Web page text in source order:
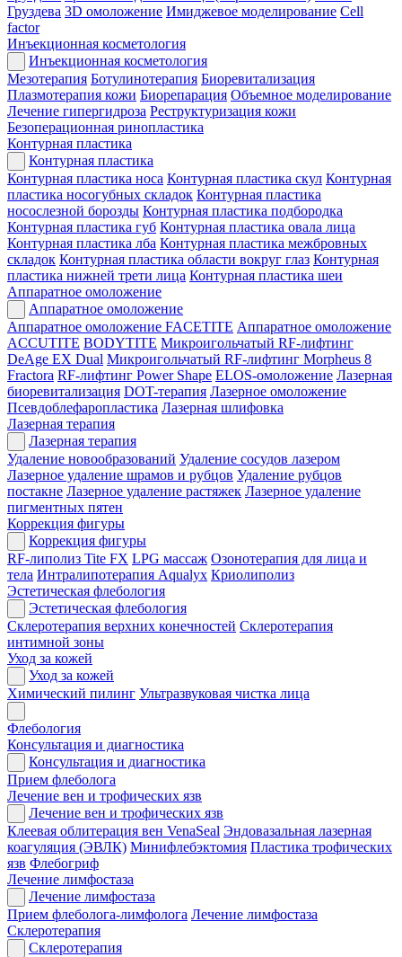
Груздева 3D омоложение Имиджевое моделирование Cell
factor
Инъекционная косметология
Инъекционная косметология
Мезотерапия Ботулинотерапия Биоревитализация
Плазмотерапия кожи Биорепарация Объемное моделирование
Лечение гипергидроза Реструктуризация кожи
Безоперационная ринопластика
Контурная пластика
Контурная пластика
Контурная пластика носа Контурная пластика скул Контурная
пластика носогубных складок Контурная пластика
носослезной борозды Контурная пластика подбородка
Контурная пластика губ Контурная пластика овала лица
Контурная пластика лба Контурная пластика межбровных
складок Контурная пластика области вокруг глаз Контурная
пластика нижней трети лица Контурная пластика шеи
Аппаратное омоложение
Аппаратное омоложение
Аппаратное омоложение FACETITE Аппаратное омоложение
ACCUTITE BODYTITE Микроигольчатый RF-лифтинг
DeAge EX Dual Микроигольчатый RF-лифтинг Morpheus 8
Fractora RF-лифтинг Power Shape ELOS-омоложение Лазерная
биоревитализация DOT-терапия Лазерное омоложение
Псевдоблефаропластика Лазерная шлифовка
Лазерная терапия
Лазерная терапия
Удаление новообразований Удаление сосудов лазером
Лазерное удаление шрамов и рубцов Удаление рубцов
постакне Лазерное удаление растяжек Лазерное удаление
пигментных пятен
Коррекция фигуры
Коррекция фигуры
RF-липолиз Tite FX LPG массаж Озонотерапия для лица и
тела Интралипотерапия Aqualyx Криолиполиз
Эстетическая флебология
Эстетическая флебология
Склеротерапия верхних конечностей Склеротерапия
интимной зоны
Уход за кожей
Уход за кожей
Химический пилинг Ультразвуковая чистка лица
Флебология
Консультация и диагностика
Консультация и диагностика
Прием флеболога
Лечение вен и трофических язв
Лечение вен и трофических язв
Клеевая облитерация вен VenaSeal Эндовазальная лазерная
коагуляция (ЭВЛК) Минифлебэктомия Пластика трофических
язв Флебогриф
Лечение лимфостаза
Лечение лимфостаза
Прием флеболога-лимфолога Лечение лимфостаза
Склеротерапия
Склеротерапия